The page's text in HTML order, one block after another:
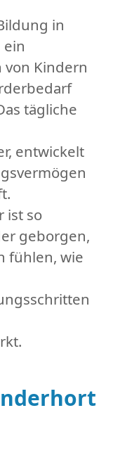
in
Kindern
tägliche
entwickelt
ist so
geborgen,
fühlen, wie